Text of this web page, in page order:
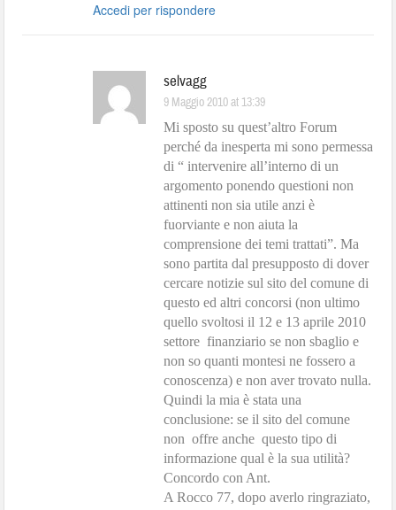
Accedi per rispondere
selvagg
9 Maggio 2010 at 13:39
Mi sposto su quest’altro Forum
perché da inesperta mi sono permessa
di “ intervenire all’interno di un
argomento ponendo questioni non
attinenti non sia utile anzi è
fuorviante e non aiuta la
comprensione dei temi trattati”. Ma
sono partita dal presupposto di dover
cercare notizie sul sito del comune di
questo ed altri concorsi (non ultimo
quello svoltosi il 12 e 13 aprile 2010
settore finanziario se non sbaglio e
non so quanti montesi ne fossero a
conoscenza) e non aver trovato nulla.
Quindi la mia è stata una
conclusione: se il sito del comune
non offre anche questo tipo di
informazione qual è la sua utilità?
Concordo con Ant.
A Rocco 77, dopo averlo ringraziato,